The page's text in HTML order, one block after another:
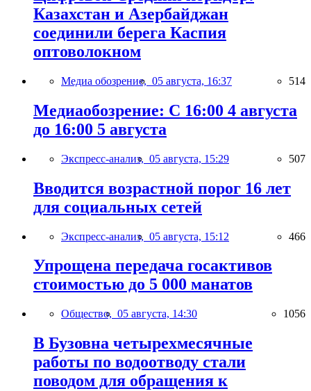
Казахстан и Азербайджан
соединили берега Каспия
оптоволокном
Медиа обозрение, 05 августа, 16:37 514
Медиаобозрение: С 16:00 4 августа
до 16:00 5 августа
Экспресс-анализ, 05 августа, 15:29 507
Вводится возрастной порог 16 лет
для социальных сетей
Экспресс-анализ, 05 августа, 15:12 466
Упрощена передача госактивов
стоимостью до 5 000 манатов
Общество, 05 августа, 14:30 1056
В Бузовна четырехмесячные
работы по водоотводу стали
поводом для обращения к